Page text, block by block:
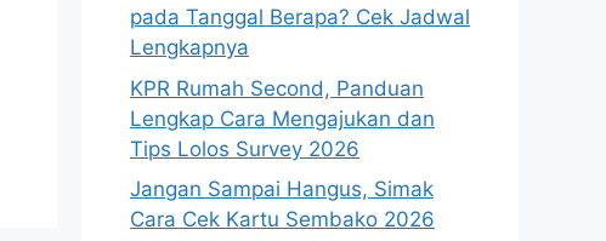
pada Tanggal Berapa? Cek Jadwal
Lengkapnya
KPR Rumah Second, Panduan
Lengkap Cara Mengajukan dan
Tips Lolos Survey 2026
Jangan Sampai Hangus, Simak
Cara Cek Kartu Sembako 2026